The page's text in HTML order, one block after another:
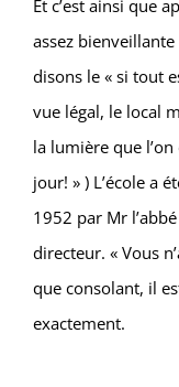
Et c’est ainsi que
assez
disons le « si tout
vue légal, le local
la lumière que
jour! » ) L’école a
1952 par Mr
directeur. « Vous
que consolant, il
exactement.